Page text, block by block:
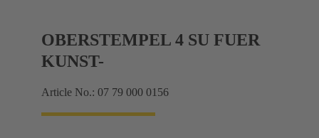
OBERSTEMPEL 4 SU FUER
KUNST-
Article No.: 07 79 000 0156